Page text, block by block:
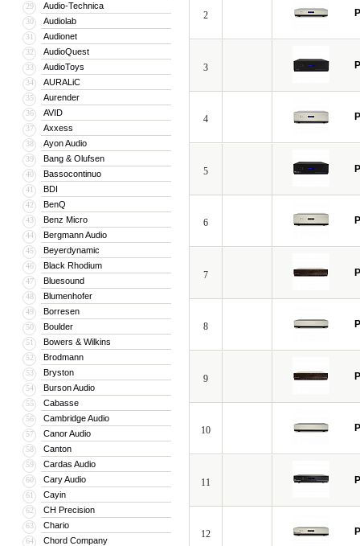
29 Audio-Technica
30 Audiolab
31 Audionet
32 AudioQuest
33 AudioToys
34 AURALiC
35 Aurender
36 AVID
37 Axxess
38 Ayon Audio
39 Bang & Olufsen
40 Bassocontinuo
41 BDI
42 BenQ
43 Benz Micro
44 Bergmann Audio
45 Beyerdynamic
46 Black Rhodium
47 Bluesound
48 Blumenhofer
49 Borresen
50 Boulder
51 Bowers & Wilkins
52 Brodmann
53 Bryston
54 Burson Audio
55 Cabasse
56 Cambridge Audio
57 Canor Audio
58 Canton
59 Cardas Audio
60 Cary Audio
61 Cayin
62 CH Precision
63 Chario
64 Chord Company
2
3
4
5
6
7
8
9
10
11
12